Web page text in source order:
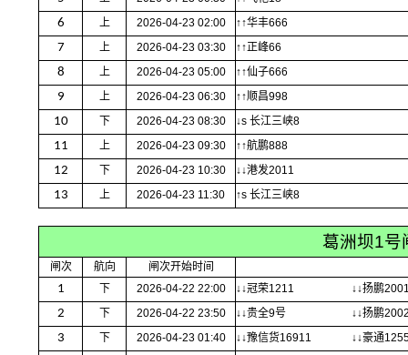
6 上 2026-04-23 02:00 ↑↑华丰666
7 上 2026-04-23 03:30 ↑↑正峰66
8 上 2026-04-23 05:00 ↑↑仙子666
9 上 2026-04-23 06:30 ↑↑顺昌998
10 下 2026-04-23 08:30 ↓s 长江三峡8
11 上 2026-04-23 09:30 ↑↑航鹏888
12 下 2026-04-23 10:30 ↓↓港发2011
13 上 2026-04-23 11:30 ↑s 长江三峡8
葛洲坝1号
闸次 航向 闸次开始时间
1 下 2026-04-22 22:00 ↓↓冠荣1211 ↓↓扬鹏
2 下 2026-04-22 23:50 ↓↓贵全9号 ↓↓扬鹏
3 下 2026-04-23 01:40 ↓↓豫信货16911 ↓↓豪通